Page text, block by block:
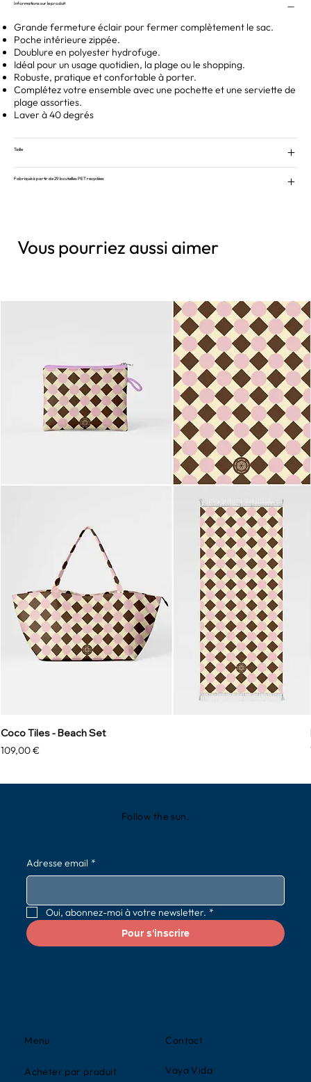
Informations sur le produit
Grande fermeture éclair pour fermer complètement le sac.
Poche intérieure zippée.
Doublure en polyester hydrofuge.
Idéal pour un usage quotidien, la plage ou le shopping.
Robuste, pratique et confortable à porter.
Complétez votre ensemble avec une pochette et une serviette de
plage assorties.
Laver à 40 degrés
Taille
Fabriqué à partir de 29 bouteilles PET recyclées
Vous pourriez aussi aimer
Coco Tiles - Beach Set
Prix
109,00 €
Contact
Vaya Vida
Menu
Acheter par produit
Follow the sun.
Adresse email *
Oui, abonnez-moi à votre newsletter. *
Pour s'inscrire